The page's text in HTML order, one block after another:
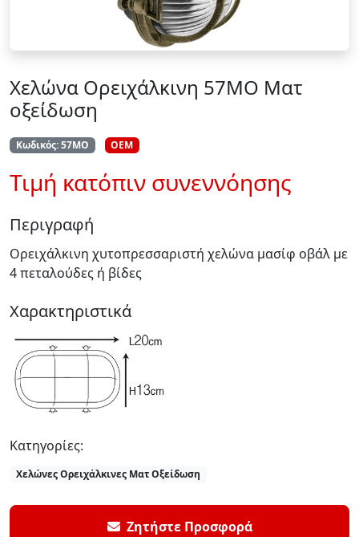
Χελώνα Ορειχάλκινη 57ΜΟ Ματ
οξείδωση
Κωδικός: 57ΜΟ OEM
Τιμή κατόπιν συνεννόησης
Περιγραφή
Ορειχάλκινη χυτοπρεσσαριστή χελώνα μασίφ οβάλ με
4 πεταλούδες ή βίδες
Χαρακτηριστικά
Κατηγορίες:
Χελώνες Ορειχάλκινες Ματ Οξείδωση
Ζητήστε Προσφορά